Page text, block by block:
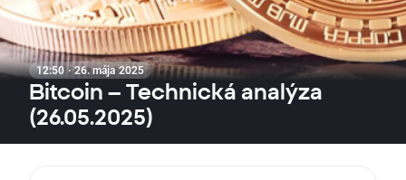
12:50 · 26. mája 2025
Bitcoin – Technická analýza
(26.05.2025)